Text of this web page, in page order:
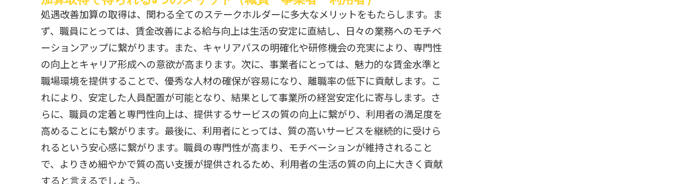
処遇改善加算の取得は、関わる全てのステークホルダーに多大なメリットをもたらします。ま
ず、職員にとっては、賃金改善による給与向上は生活の安定に直結し、日々の業務へのモチベ
ーションアップに繋がります。また、キャリアパスの明確化や研修機会の充実により、専門性
の向上とキャリア形成への意欲が高まります。次に、事業者にとっては、魅力的な賃金水準と
職場環境を提供することで、優秀な人材の確保が容易になり、離職率の低下に貢献します。こ
れにより、安定した人員配置が可能となり、結果として事業所の経営安定化に寄与します。さ
らに、職員の定着と専門性向上は、提供するサービスの質の向上に繋がり、利用者の満足度を
高めることにも繋がります。最後に、利用者にとっては、質の高いサービスを継続的に受けら
れるという安心感に繋がります。職員の専門性が高まり、モチベーションが維持されること
で、よりきめ細やかで質の高い支援が提供されるため、利用者の生活の質の向上に大きく貢献
すると言えるでしょう。